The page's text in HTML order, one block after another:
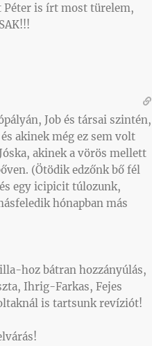
Péter is írt most türelem,
Job és társai szintén,
akinek még ez sem volt
akinek a vörös mellett
(Ötödik edzőnk bő fél
egy icipicit túlozunk,
hónapban más
hoz bátran hozzányúlás,
Ihrig-Farkas, Fejes
is tartsunk revíziót!